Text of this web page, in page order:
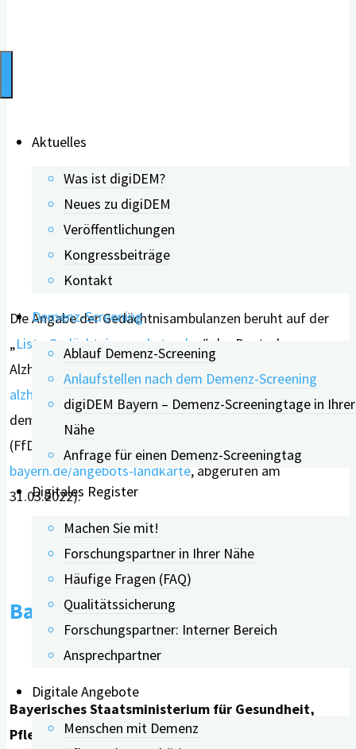
Aktuelles
Was ist digiDEM?
Neues zu digiDEM
Veröffentlichungen
Kongressbeiträge
Kontakt
Demenz-Screening
Ablauf Demenz-Screening
Anlaufstellen nach dem Demenz-Screening
digiDEM Bayern – Demenz-Screeningtage in Ihrer
Nähe
Anfrage für einen Demenz-Screeningtag
Digitales Register
Machen Sie mit!
Forschungspartner in Ihrer Nähe
Häufige Fragen (FAQ)
Qualitätssicherung
Forschungspartner: Interner Bereich
Ansprechpartner
Digitale Angebote
Menschen mit Demenz
Die Angabe der Gedächtnisambulanzen beruht auf der
„Liste Gedächtnissprechstunden “ der Deutschen
Alzheimer Gesellschaft (
alzheimer.de/adressen
dem Verzeichnis der „Fachstelle für Demenz und Pflege
(FfDuP) Bayern “ (
bayern.de/angebots-landkarte, abgerufen am
31.03.2022).
Bayern
Bayerisches Staatsministerium für Gesundheit,
Pflege und Prävention: Informationen und